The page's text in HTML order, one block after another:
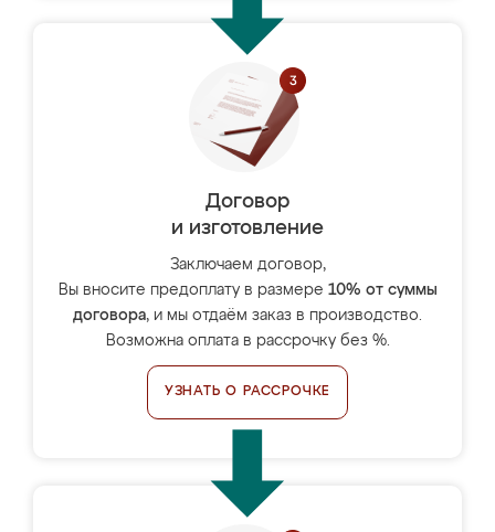
Договор
и изготовление
Заключаем договор,
Вы вносите предоплату в размере 10% от суммы
договора, и мы отдаём заказ в производство.
Возможна оплата в рассрочку без %.
УЗНАТЬ О РАССРОЧКЕ